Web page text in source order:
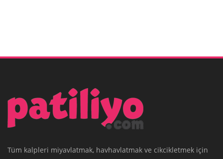
Tüm kalpleri miyavlatmak, havhavlatmak ve cikcikletmek için